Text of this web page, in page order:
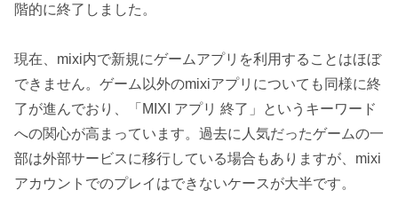
階的に終了しました。
現在、mixi内で新規にゲームアプリを利用することはほぼ
できません。ゲーム以外のmixiアプリについても同様に終
了が進んでおり、「MIXI アプリ 終了」というキーワード
への関心が高まっています。過去に人気だったゲームの一
部は外部サービスに移行している場合もありますが、mixi
アカウントでのプレイはできないケースが大半です。